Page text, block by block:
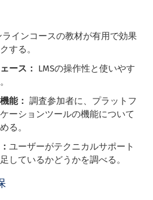
ラインコースの教材が有用で効果
する。
ース： LMSの操作性と使いやす
機能：調査参加者に、プラットフ
ーションツールの機能について
る。
ユーザーがテクニカルサポート
しているかどうかを調べる。